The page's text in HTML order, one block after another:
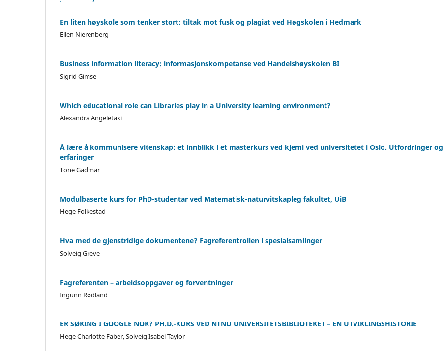
En liten høyskole som tenker stort: tiltak mot fusk og plagiat ved Høgskolen i Hedmark
Ellen Nierenberg
Business information literacy: informasjonskompetanse ved Handelshøyskolen BI
Sigrid Gimse
Which educational role can Libraries play in a University learning environment?
Alexandra Angeletaki
Å lære å kommunisere vitenskap: et innblikk i et masterkurs ved kjemi ved universitetet i Oslo. Utfordringer og
erfaringer
Tone Gadmar
Modulbaserte kurs for PhD-studentar ved Matematisk-naturvitskapleg fakultet, UiB
Hege Folkestad
Hva med de gjenstridige dokumentene? Fagreferentrollen i spesialsamlinger
Solveig Greve
Fagreferenten – arbeidsoppgaver og forventninger
Ingunn Rødland
ER SØKING I GOOGLE NOK? PH.D.-KURS VED NTNU UNIVERSITETSBIBLIOTEKET – EN UTVIKLINGSHISTORIE
Hege Charlotte Faber, Solveig Isabel Taylor